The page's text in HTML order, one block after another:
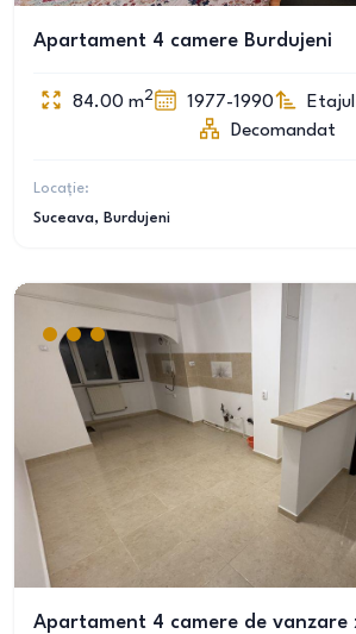
Apartament 4 camere Burdujeni
84.00 m2 1977-1990
Decomandat
Locație:
Suceava, Burdujeni
Apartament 4 camere de vanzare